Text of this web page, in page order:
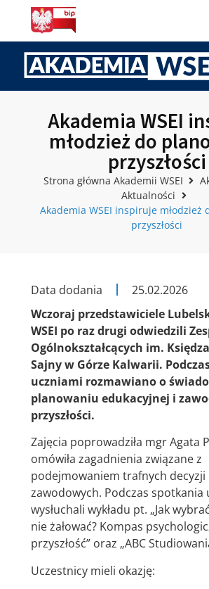
Akademia WSEI
młodzież do
przyszłości
Strona główna Akademii WSEI
Aktualności
Akademia WSEI inspiruje młodzież
przyszłości
Data dodania
25.02.2026
Wczoraj przedstawiciele
WSEI po raz drugi odwiedzili
Ogólnokształcących im.
Sajny w Górze Kalwarii.
uczniami rozmawiano o
planowaniu edukacyjnej i
przyszłości.
Zajęcia poprowadziła mgr Agata
omówiła zagadnienia związane z
podejmowaniem trafnych decyzji
zawodowych. Podczas spotkania
wysłuchali wykładu pt. „Jak
nie żałować? Kompas
przyszłość” oraz „ABC
Uczestnicy mieli okazję: